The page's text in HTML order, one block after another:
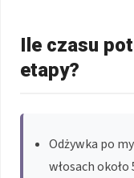
Ile czasu
etapy?
Odżywka po
włosach